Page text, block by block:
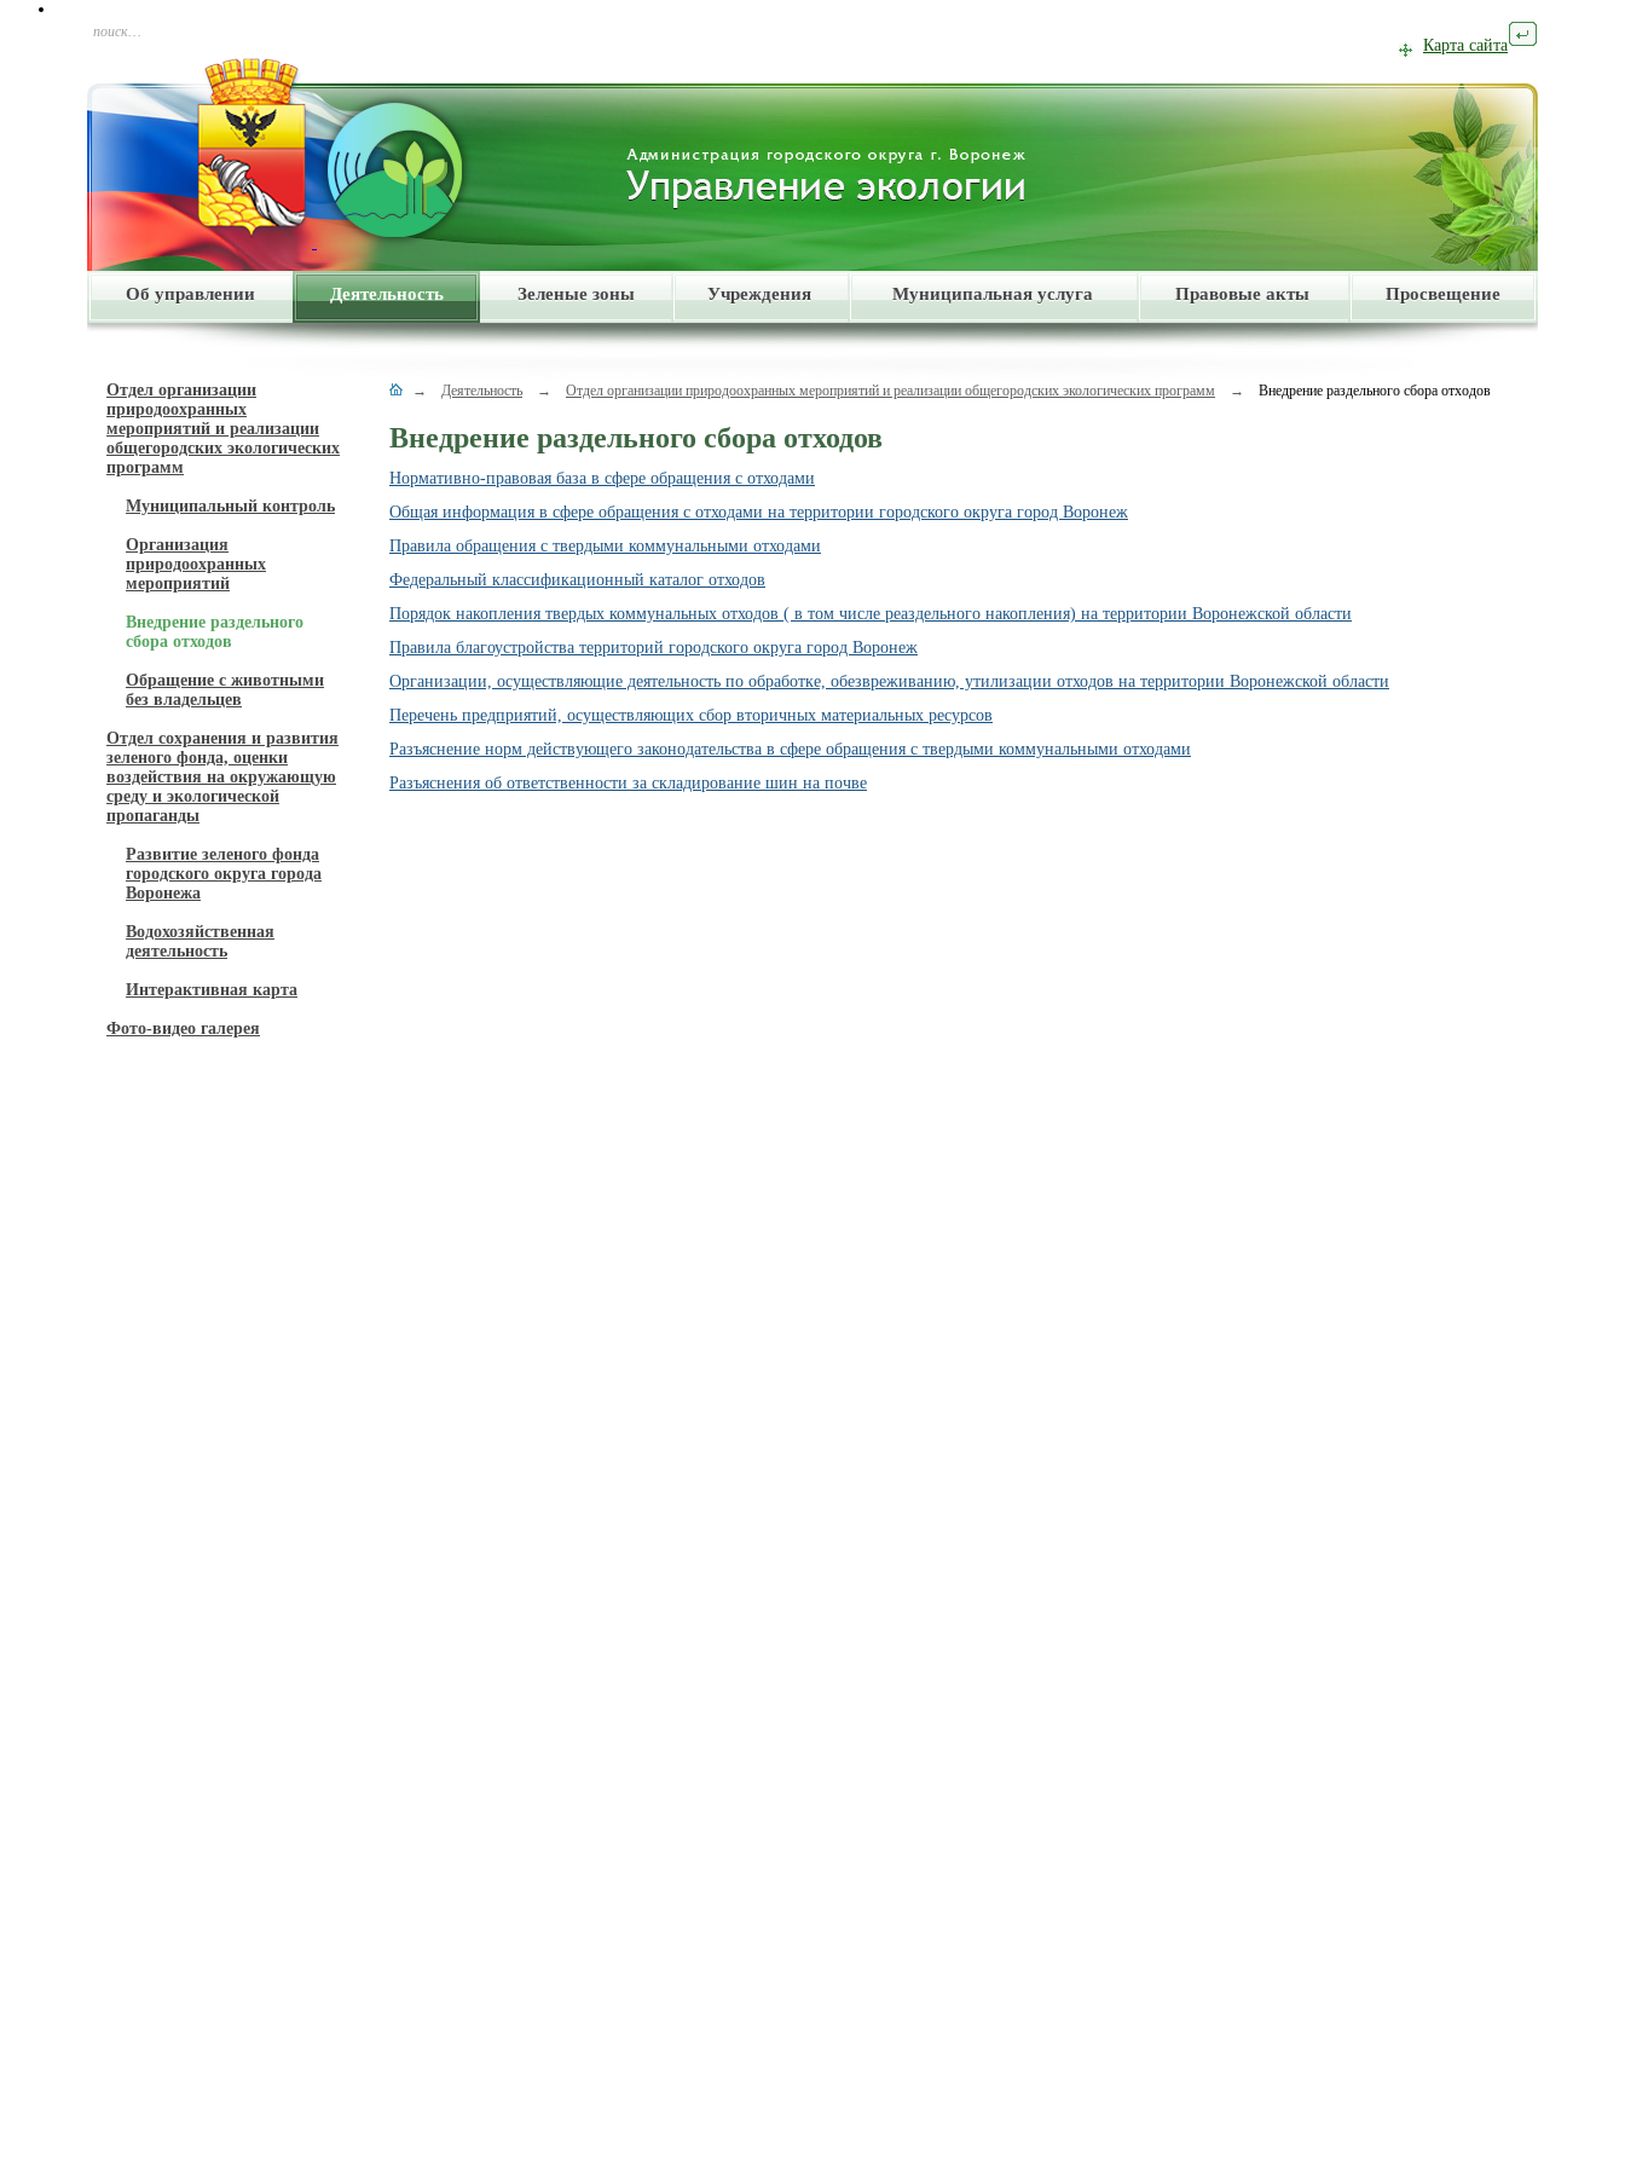
Карта сайта
поиск…
Об управлении Деятельность Зеленые зоны Учреждения Муниципальная услуга Правовые акты Просвещение
Отдел организации
природоохранных
мероприятий и реализации
общегородских экологических
программ
Муниципальный контроль
Организация
природоохранных
мероприятий
Внедрение раздельного
сбора отходов
Обращение с животными
без владельцев
Отдел сохранения и развития
зеленого фонда, оценки
воздействия на окружающую
среду и экологической
пропаганды
Развитие зеленого фонда
городского округа города
Воронежа
Водохозяйственная
деятельность
Интерактивная карта
Фото-видео галерея
→ Деятельность → Отдел организации природоохранных мероприятий и реализации общегородских экологических программ → Внедрение раздельного сбора отходов
Внедрение раздельного сбора отходов
Нормативно-правовая база в сфере обращения с отходами
Общая информация в сфере обращения с отходами на территории городского округа город Воронеж
Правила обращения с твердыми коммунальными отходами
Федеральный классификационный каталог отходов
Порядок накопления твердых коммунальных отходов ( в том числе реаздельного накопления) на территории Воронежской области
Правила благоустройства территорий городского округа город Воронеж
Организации, осуществляющие деятельность по обработке, обезвреживанию, утилизации отходов на территории Воронежской области
Перечень предприятий, осуществляющих сбор вторичных материальных ресурсов
Разъяснение норм действующего законодательства в сфере обращения с твердыми коммунальными отходами
Разъяснения об ответственности за складирование шин на почве